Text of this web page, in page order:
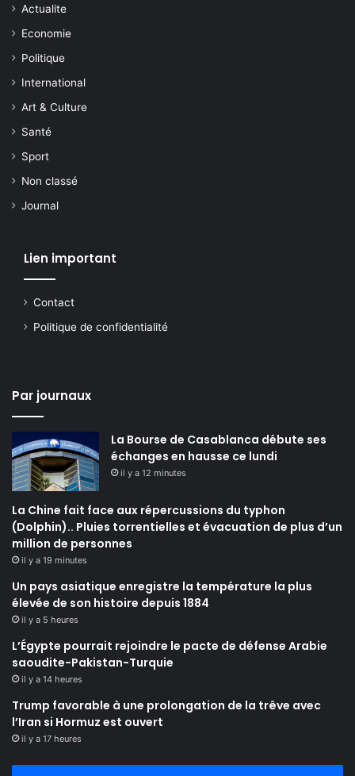
Actualite
Economie
Politique
International
Art & Culture
Santé
Sport
Non classé
Journal
Lien important
Contact
Politique de confidentialité
Par journaux
La Bourse de Casablanca débute ses
échanges en hausse ce lundi
il y a 12 minutes
La Chine fait face aux répercussions du typhon
(Dolphin).. Pluies torrentielles et évacuation de plus d’un
million de personnes
il y a 19 minutes
Un pays asiatique enregistre la température la plus
élevée de son histoire depuis 1884
il y a 5 heures
L’Égypte pourrait rejoindre le pacte de défense Arabie
saoudite-Pakistan-Turquie
il y a 14 heures
Trump favorable à une prolongation de la trêve avec
l’Iran si Hormuz est ouvert
il y a 17 heures